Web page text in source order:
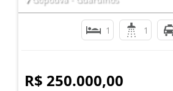
1 1
R$ 250.000,00